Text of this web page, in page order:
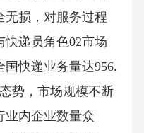
无损，对服务过程
递员角色02市场
国快递业务量达956.
势，市场规模不断
业内企业数量众